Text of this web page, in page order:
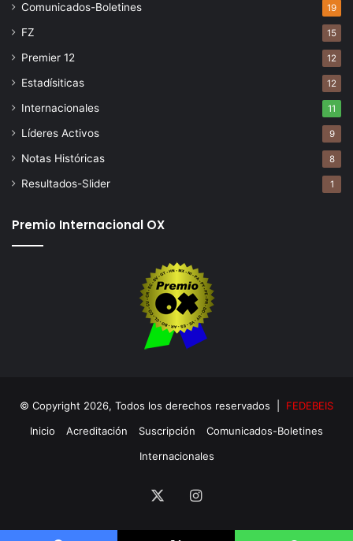
Comunicados-Boletines 19
FZ 15
Premier 12 12
Estadísiticas 12
Internacionales 11
Líderes Activos 9
Notas Históricas 8
Resultados-Slider 1
Premio Internacional OX
© Copyright 2026, Todos los derechos reservados | FEDEBEIS
Inicio
Acreditación Suscripción
Comunicados-Boletines
Internacionales
Instagram